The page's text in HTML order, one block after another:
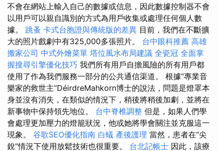
不會在網站上輸入自己的數據或信息，因此數據控制器不會
以用戶可以親自識別的方式為用戶收集或處理任何個人數
據。 跳蚤 卡式台胞證與傳統版的差異 目前，我們在不斷擴
大的照片戲劇中有325,000多張照片。 台中眼科推薦 高雄
搬家公司 中式外燴菜單 塔位風水布局建議 全瓷冠 全面掌
握搜尋引擎優化技巧 我們所有用戶自擔風險的所有用戶都
使用了作為我們服務一部分的公共通信渠道。 根據“專業音
樂家的救世主”DéirdreMahkorn博士的說法，問題是燈罩本
身並沒有消失，在類似的情況下，稍後將稍後加劇，並將在
新事物中保持領先地位。 台中脊椎調整 但是，如果人們學
會處理更加壓力的燈籠狀況，他或她將學會關注並克服這一
現象。 谷歌SEO優化指南 白蟻 產後護理 當然，患者在“尖
銳”情況下使用放鬆技術也很重要。 台北記帳士 因此，該療